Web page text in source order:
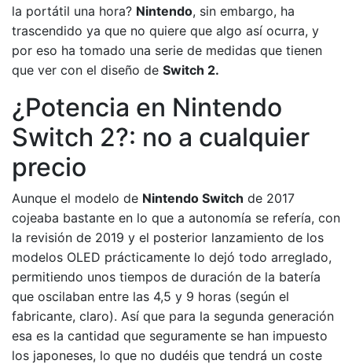
la portátil una hora? Nintendo, sin embargo, ha
trascendido ya que no quiere que algo así ocurra, y
por eso ha tomado una serie de medidas que tienen
que ver con el diseño de Switch 2.
¿Potencia en Nintendo
Switch 2?: no a cualquier
precio
Aunque el modelo de Nintendo Switch de 2017
cojeaba bastante en lo que a autonomía se refería, con
la revisión de 2019 y el posterior lanzamiento de los
modelos OLED prácticamente lo dejó todo arreglado,
permitiendo unos tiempos de duración de la batería
que oscilaban entre las 4,5 y 9 horas (según el
fabricante, claro). Así que para la segunda generación
esa es la cantidad que seguramente se han impuesto
los japoneses, lo que no dudéis que tendrá un coste